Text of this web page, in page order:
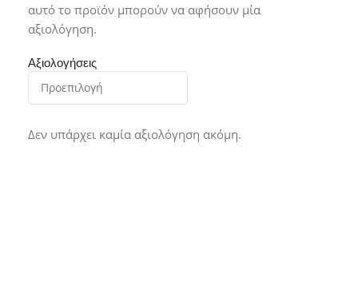
Αξιολογήσεις
Δεν υπάρχει καμία αξιολόγηση ακόμη.
αυτό το προϊόν μπορούν να αφήσουν μία
αξιολόγηση.